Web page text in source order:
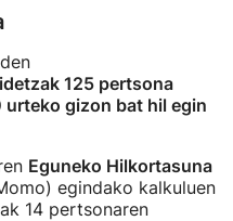
125 pertsona
urteko gizon bat hil egin
Eguneko Hilkortasuna
egindako kalkuluen
14 pertsonaren